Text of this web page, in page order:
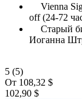
Vienna
off (24-72
Старый
Иоганна
5 (5)
От 108,32 $
102,90 $